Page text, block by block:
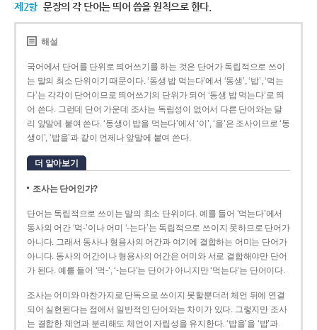
제2항 문장의 각 단어는 띄어 씀을 원칙으로 한다.
해설
국어에서 단어를 단위로 띄어쓰기를 하는 것은 단어가 독립적으로 쓰이
는 말의 최소 단위이기 때문이다. ‘동생 밥 먹는다’에서 ‘동생’, ‘밥’, ‘먹는
다’는 각각이 단어이므로 띄어쓰기의 단위가 되어 ‘동생 밥 먹는다’로 띄
어 쓴다. 그런데 단어 가운데 조사는 독립성이 없어서 다른 단어와는 달
리 앞말에 붙여 쓴다. ‘동생이 밥을 먹는다’에서 ‘이’, ‘을’은 조사이므로 ‘동
생이’, ‘밥을’과 같이 언제나 앞말에 붙여 쓴다.
더 알아보기
조사는 단어인가?
단어는 독립적으로 쓰이는 말의 최소 단위이다. 예를 들어 ‘먹는다’에서
동사의 어간 ‘먹-­’이나 어미 ‘­-는다’는 독립적으로 쓰이지 못하므로 단어가
아니다. 그래서 동사나 형용사의 어간과 여기에 결합하는 어미는 단어가
아니다. 동사의 어간이나 형용사의 어간은 어미와 서로 결합해야만 단어
가 된다. 예를 들어 ‘먹-’, ‘-는다’는 단어가 아니지만 ‘먹는다’는 단어이다.
조사는 어미와 마찬가지로 단독으로 쓰이지 못할뿐더러 체언 뒤에 연결
되어 실현된다는 점에서 일반적인 단어와는 차이가 있다. 그렇지만 조사
는 결합한 체언과 분리해도 체언이 자립성을 유지한다. ‘밥을’을 ‘밥’과